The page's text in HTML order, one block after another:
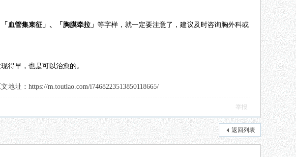
血管集束征」、「胸膜牵拉」 等字样，就一定要注意了，建议及时咨询胸外科或
得早，也是可以治愈的。
址：https://m.toutiao.com/i7468223513850118665/
举报
返回列表